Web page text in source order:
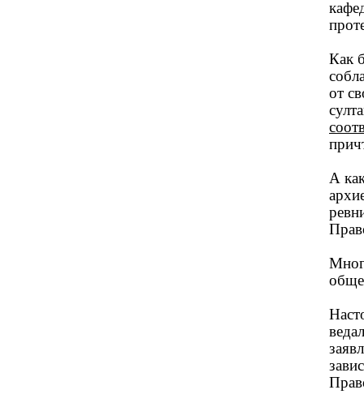
Как
от
А